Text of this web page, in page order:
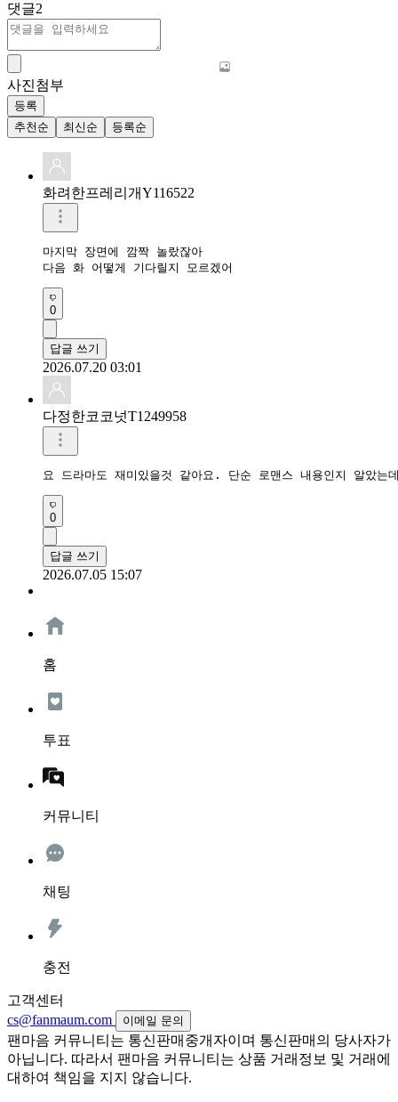
댓글2
사진첨부
등록
추천순
최신순 등록순
화려한프레리개Y116522
마지막 장면에 깜짝 놀랐잖아
다음 화 어떻게 기다릴지 모르겠어
0
답글 쓰기
2026.07.20 03:01
다정한코코넛T1249958
요 드라마도 재미있을것 같아요. 단순 로맨스 내용인지 알았는
0
답글 쓰기
2026.07.05 15:07
홈
투표
커뮤니티
채팅
충전
고객센터
cs@fanmaum.com
이메일 문의
팬마음 커뮤니티는 통신판매중개자이며 통신판매의 당사자가
아닙니다. 따라서 팬마음 커뮤니티는 상품 거래정보 및 거래에
대하여 책임을 지지 않습니다.